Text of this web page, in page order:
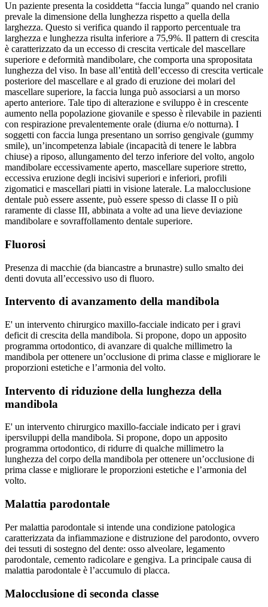
Un paziente presenta la cosiddetta “faccia lunga” quando nel cranio
prevale la dimensione della lunghezza rispetto a quella della
larghezza. Questo si verifica quando il rapporto percentuale tra
larghezza e lunghezza risulta inferiore a 75,9%. Il pattern di crescita
è caratterizzato da un eccesso di crescita verticale del mascellare
superiore e deformità mandibolare, che comporta una spropositata
lunghezza del viso. In base all’entità dell’eccesso di crescita verticale
posteriore del mascellare e al grado di eruzione dei molari del
mascellare superiore, la faccia lunga può associarsi a un morso
aperto anteriore. Tale tipo di alterazione e sviluppo è in crescente
aumento nella popolazione giovanile e spesso è rilevabile in pazienti
con respirazione prevalentemente orale (diurna e/o notturna). I
soggetti con faccia lunga presentano un sorriso gengivale (gummy
smile), un’incompetenza labiale (incapacità di tenere le labbra
chiuse) a riposo, allungamento del terzo inferiore del volto, angolo
mandibolare eccessivamente aperto, mascellare superiore stretto,
eccessiva eruzione degli incisivi superiori e inferiori, profili
zigomatici e mascellari piatti in visione laterale. La malocclusione
dentale può essere assente, può essere spesso di classe II o più
raramente di classe III, abbinata a volte ad una lieve deviazione
mandibolare e sovraffollamento dentale superiore.
Fluorosi
Presenza di macchie (da biancastre a brunastre) sullo smalto dei
denti dovuta all’eccessivo uso di fluoro.
Intervento di avanzamento della mandibola
E' un intervento chirurgico maxillo-facciale indicato per i gravi
deficit di crescita della mandibola. Si propone, dopo un apposito
programma ortodontico, di avanzare di qualche millimetro la
mandibola per ottenere un’occlusione di prima classe e migliorare le
proporzioni estetiche e l’armonia del volto.
Intervento di riduzione della lunghezza della
mandibola
E' un intervento chirurgico maxillo-facciale indicato per i gravi
ipersviluppi della mandibola. Si propone, dopo un apposito
programma ortodontico, di ridurre di qualche millimetro la
lunghezza del corpo della mandibola per ottenere un’occlusione di
prima classe e migliorare le proporzioni estetiche e l’armonia del
volto.
Malattia parodontale
Per malattia parodontale si intende una condizione patologica
caratterizzata da infiammazione e distruzione del parodonto, ovvero
dei tessuti di sostegno del dente: osso alveolare, legamento
parodontale, cemento radicolare e gengiva. La principale causa di
malattia parodontale è l’accumulo di placca.
Malocclusione di seconda classe